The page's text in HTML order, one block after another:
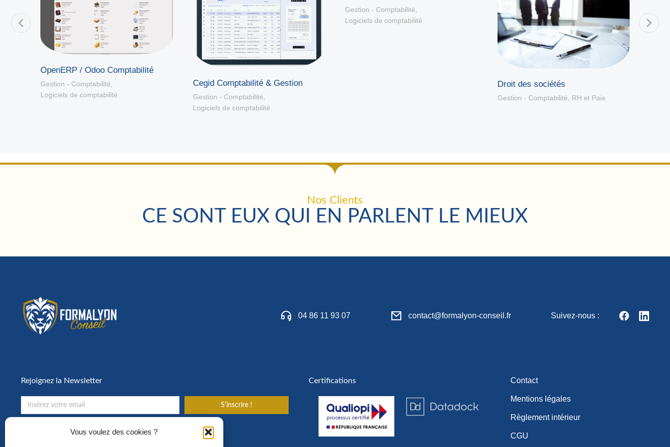
Vous voulez des cookies ?
OpenERP / Odoo Comptabilité
Gestion - Comptabilité,
Logiciels de comptabilité
Cegid Comptabilité & Gestion
Gestion - Comptabilité
Logiciels de comptabilité
Gestion - Comptabilité
Logiciels de comptabilité
Droit des sociétés
Gestion - Comptabilité RH et Paie
Nos Clients
CE SONT EUX QUI EN PARLENT LE MIEUX
04 86 11 93 07 contact@formalyon-conseil.fr Suivez-nous :
Rejoignez la Newsletter
S'inscrire !
Toute l’actualité de la formation en entreprise !
Certifications Contact
Mentions légales
Règlement intérieur
CGU